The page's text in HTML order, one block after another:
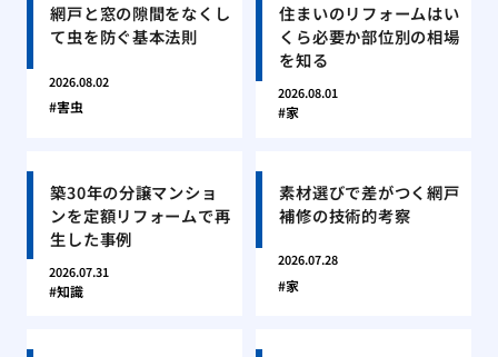
網戸と窓の隙間をなくし
て虫を防ぐ基本法則
2026.08.02
害虫
住まいのリフォームはい
くら必要か部位別の相場
を知る
2026.08.01
家
築30年の分譲マンショ
ンを定額リフォームで再
生した事例
2026.07.31
知識
素材選びで差がつく網戸
補修の技術的考察
2026.07.28
家